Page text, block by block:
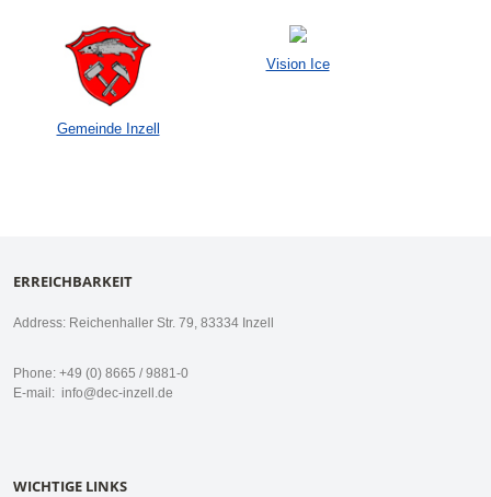
Gemeinde Inzell
Vision Ice
ERREICHBARKEIT
Address: Reichenhaller Str. 79, 83334 Inzell
Phone: +49 (0) 8665 / 9881-0
E-mail: info@dec-inzell.de
WICHTIGE LINKS